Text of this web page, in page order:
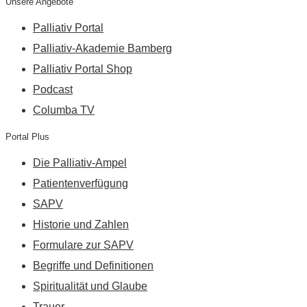
Palliativ Portal
Palliativ-Akademie Bamberg
Palliativ Portal Shop
Podcast
Columba TV
Portal Plus
Die Palliativ-Ampel
Patientenverfügung
SAPV
Historie und Zahlen
Formulare zur SAPV
Begriffe und Definitionen
Spiritualität und Glaube